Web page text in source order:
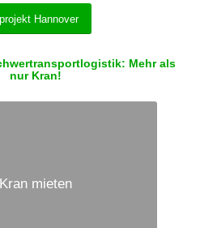
Hannover
Mehr als
nur Kran!
Kran mieten